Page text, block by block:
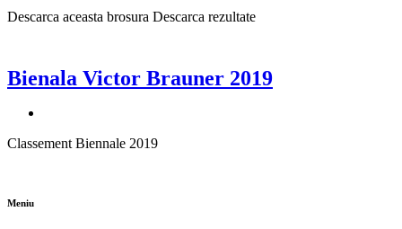
Descarca aceasta brosura Descarca rezultate
Bienala Victor Brauner 2019
Classement Biennale 2019
Meniu